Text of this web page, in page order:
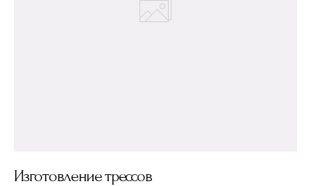
Изготовление трессов